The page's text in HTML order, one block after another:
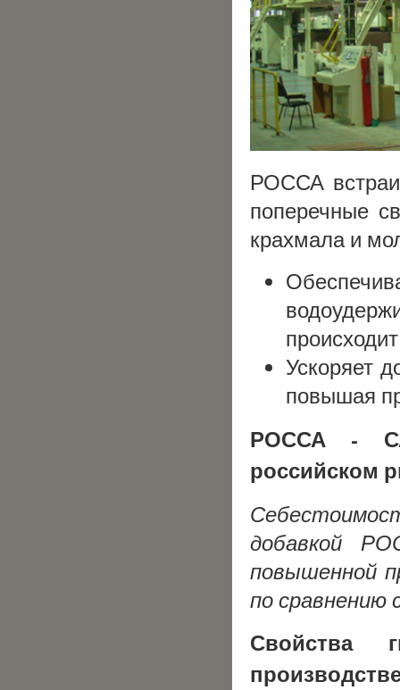
РОССА
поперечные
крахмала и
Ускоряет
повышая
РОССА -
российском
добавкой
повышенной
по сравнению
Свойства